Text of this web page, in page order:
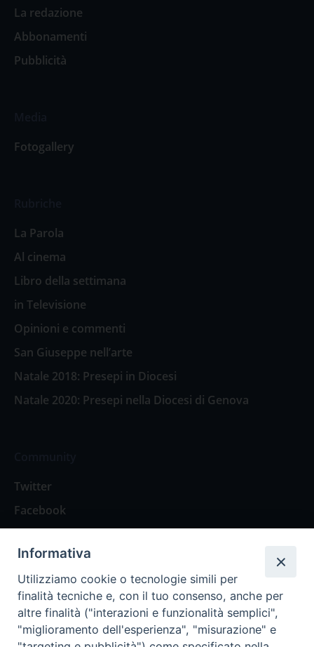
La redazione
Abbonamenti
Pubblicità
Fotogallery
La Parola
Al cinema
Libro della settimana
in Televisione
Opinioni e commenti
San Giuseppe nell’arte
Natale 2018: Presepi in Diocesi
Natale 2020: Presepi nella Diocesi di Genova
Twitter
Facebook
Contattaci
Spazio Lettori
Eventi
Informativa
Utilizziamo cookie o tecnologie simili per
finalità tecniche e, con il tuo consenso, anche per
altre finalità ("interazioni e funzionalità semplici",
"miglioramento dell'esperienza", "misurazione" e